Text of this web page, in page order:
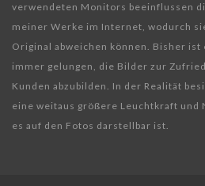
verwendeten Monitors beeinflussen
meiner Werke im Internet, wodurch
Original abweichen können. Bisher ist
immer gelungen, die Bilder zur
Kunden abzubilden. In der Realität
eine weitaus größere Leuchtkraft und
es auf den Fotos darstellbar ist.